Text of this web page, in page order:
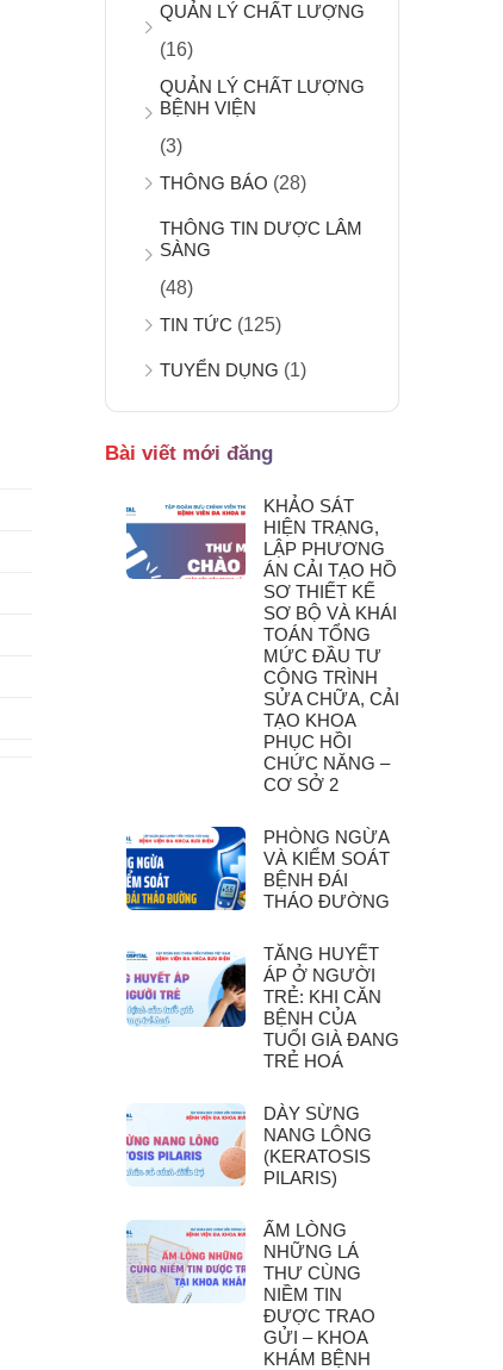
QUẢN LÝ CHẤT LƯỢNG
(16)
QUẢN LÝ CHẤT LƯỢNG
BỆNH VIỆN
(3)
THÔNG BÁO (28)
THÔNG TIN DƯỢC LÂM
SÀNG
(48)
TIN TỨC (125)
TUYỂN DỤNG (1)
Bài viết mới đăng
KHẢO SÁT
HIỆN TRẠNG,
LẬP PHƯƠNG
ÁN CẢI TẠO HỒ
SƠ THIẾT KẾ
SƠ BỘ VÀ KHÁI
TOÁN TỔNG
MỨC ĐẦU TƯ
CÔNG TRÌNH
SỬA CHỮA, CẢI
TẠO KHOA
PHỤC HỒI
CHỨC NĂNG –
CƠ SỞ 2
PHÒNG NGỪA
VÀ KIỂM SOÁT
BỆNH ĐÁI
THÁO ĐƯỜNG
TĂNG HUYẾT
ÁP Ở NGƯỜI
TRẺ: KHI CĂN
BỆNH CỦA
TUỔI GIÀ ĐANG
TRẺ HOÁ
DÀY SỪNG
NANG LÔNG
(KERATOSIS
PILARIS)
ẤM LÒNG
NHỮNG LÁ
THƯ CÙNG
NIỀM TIN
ĐƯỢC TRAO
GỬI – KHOA
KHÁM BỆNH